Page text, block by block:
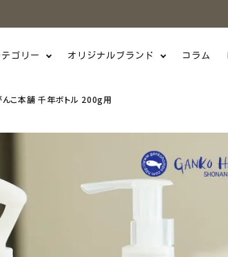
テゴリー オリジナルブランド コラム
んこ本舗 千年ボトル 200g用